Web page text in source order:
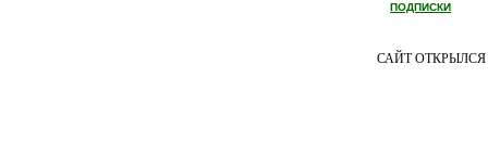
ПОДПИСКИ
САЙТ ОТКРЫЛСЯ